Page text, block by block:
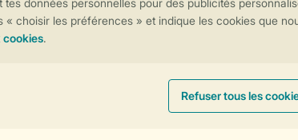
Contrôle de votre vie privée